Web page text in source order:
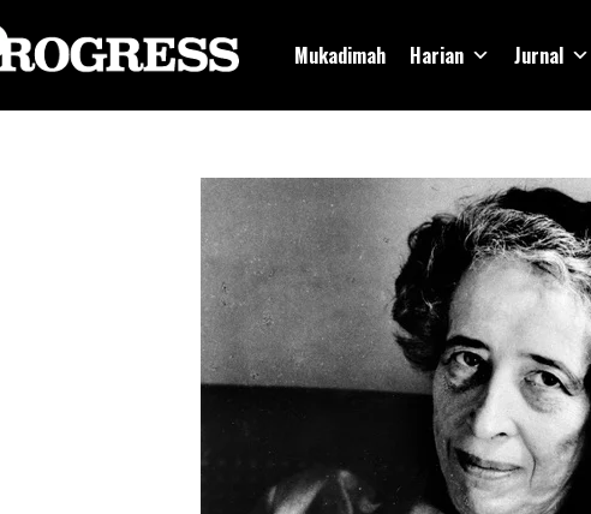
Mukadimah Harian Jurnal